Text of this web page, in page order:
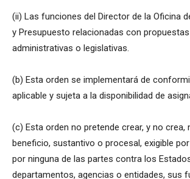
(ii) Las funciones del Director de la Oficina
y Presupuesto relacionadas con
administrativas o legislativas.
(b) Esta orden se implementará de
aplicable y sujeta a la disponibilidad de
(c) Esta orden no pretende crear, y no crea,
beneficio, sustantivo o procesal, exigible
por ninguna de las partes contra los
departamentos, agencias o entidades, sus